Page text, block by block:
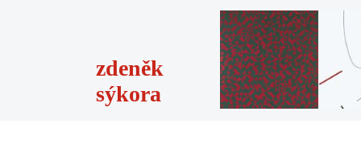
zdeněk
sýkora